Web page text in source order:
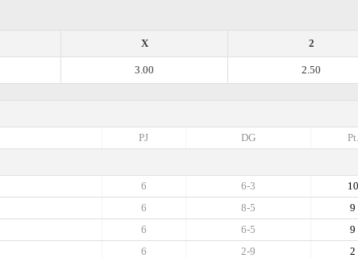
2
X
2.50
3.00
Pt.
DG
PJ
10
6-3
6
9
8-5
6
9
6-5
6
2
2-9
6